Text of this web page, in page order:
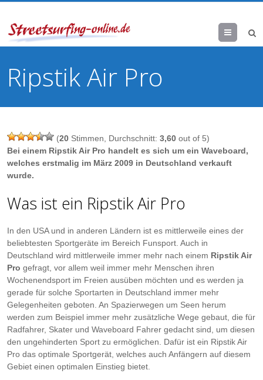
Menu
Ripstik Air Pro
(20 Stimmen, Durchschnitt:3,60 out of 5)
Bei einem Ripstik Air Pro handelt es sich um ein Waveboard,
welches erstmalig im März 2009 in Deutschland verkauft
wurde.
Was ist ein Ripstik Air Pro
In den USA und in anderen Ländern ist es mittlerweile eines der
beliebtesten Sportgeräte im Bereich Funsport. Auch in
Deutschland wird mittlerweile immer mehr nach einem Ripstik Air
Pro gefragt, vor allem weil immer mehr Menschen ihren
Wochenendsport im Freien ausüben möchten und es werden ja
gerade für solche Sportarten in Deutschland immer mehr
Gelegenheiten geboten. An Spazierwegen um Seen herum
werden zum Beispiel immer mehr zusätzliche Wege gebaut, die für
Radfahrer, Skater und Waveboard Fahrer gedacht sind, um diesen
den ungehinderten Sport zu ermöglichen. Dafür ist ein Ripstik Air
Pro das optimale Sportgerät, welches auch Anfängern auf diesem
Gebiet einen optimalen Einstieg bietet.